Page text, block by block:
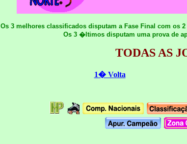
Os 3 melhores classificados disputam a Fase Final com os
Os 3 �ltimos disputam uma prova de
TODAS AS
1� Volta